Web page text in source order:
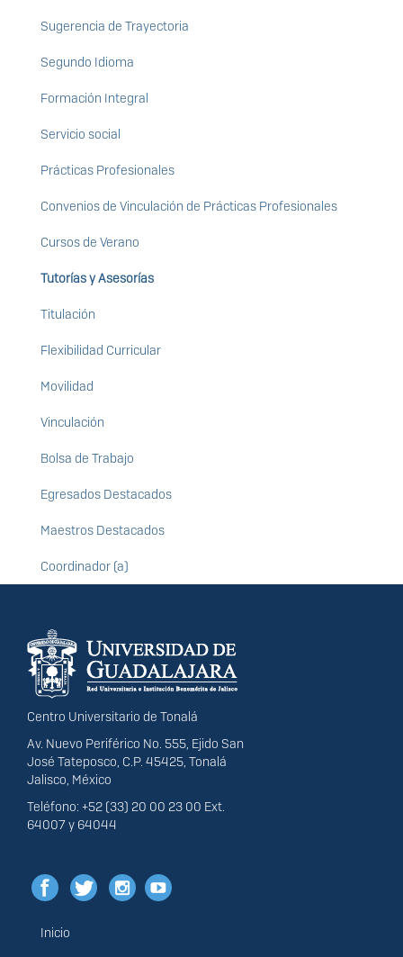
Sugerencia de Trayectoria
Segundo Idioma
Formación Integral
Servicio social
Prácticas Profesionales
Convenios de Vinculación de Prácticas Profesionales
Cursos de Verano
Tutorías y Asesorías
Titulación
Flexibilidad Curricular
Movilidad
Vinculación
Bolsa de Trabajo
Egresados Destacados
Maestros Destacados
Coordinador (a)
Información del
portal
Centro Universitario de Tonalá
Av. Nuevo Periférico No. 555, Ejido San
José Tateposco, C.P. 45425, Tonalá
Jalisco, México
Teléfono: +52 (33) 20 00 23 00 Ext.
64007 y 64044
Menú
Inicio